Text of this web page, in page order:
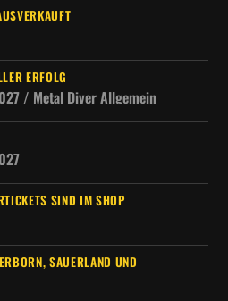
ERFOLG
/ Metal Diver Allgemein
SIND IM SHOP
SAUERLAND UND